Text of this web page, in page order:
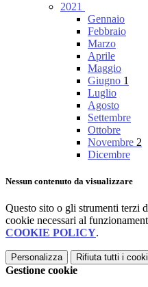
2021
Gennaio
Febbraio
Marzo
Aprile
Maggio
Giugno 1
Luglio
Agosto
Settembre
Ottobre
Novembre 2
Dicembre
Nessun contenuto da visualizzare
Questo sito o gli strumenti terzi
cookie necessari al
COOKIE POLICY.
Personalizza Rifiuta tutti i
Gestione cookie